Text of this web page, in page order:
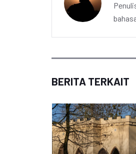
BERITA TERKAIT